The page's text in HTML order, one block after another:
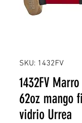
SKU: 1432FV
1432FV
62oz mango
vidrio Urrea